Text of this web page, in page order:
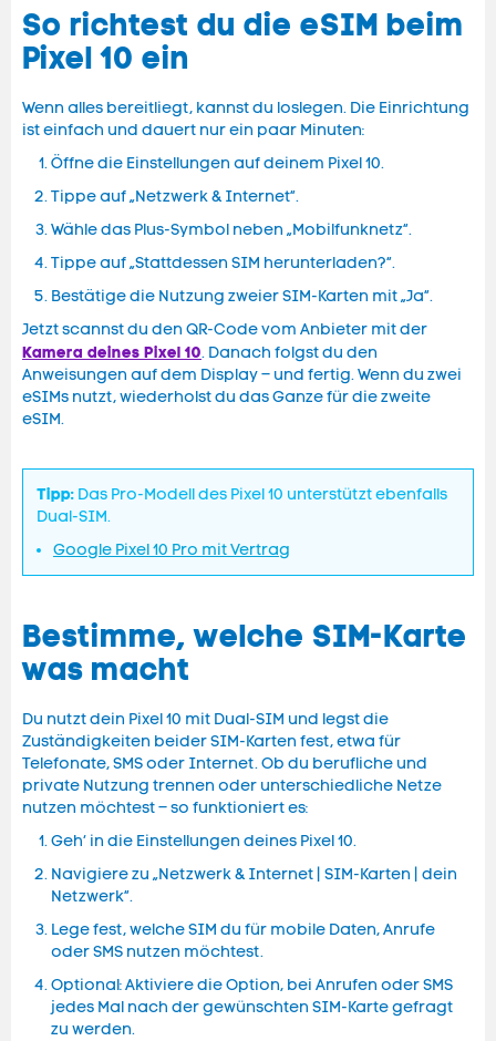
So richtest du die eSIM beim
Pixel 10 ein
Wenn alles bereitliegt, kannst du loslegen. Die Einrichtung
ist einfach und dauert nur ein paar Minuten:
Öffne die Einstellungen auf deinem Pixel 10.
Tippe auf „Netzwerk & Internet“.
Wähle das Plus-Symbol neben „Mobilfunknetz“.
Tippe auf „Stattdessen SIM herunterladen?“.
Bestätige die Nutzung zweier SIM-Karten mit „Ja“.
Jetzt scannst du den QR-Code vom Anbieter mit der
Kamera deines Pixel 10. Danach folgst du den
Anweisungen auf dem Display – und fertig. Wenn du zwei
eSIMs nutzt, wiederholst du das Ganze für die zweite
eSIM.
Tipp: Das Pro-Modell des Pixel 10 unterstützt ebenfalls
Dual-SIM.
Google Pixel 10 Pro mit Vertrag
Bestimme, welche SIM-Karte
was macht
Du nutzt dein Pixel 10 mit Dual-SIM und legst die
Zuständigkeiten beider SIM-Karten fest, etwa für
Telefonate, SMS oder Internet. Ob du berufliche und
private Nutzung trennen oder unterschiedliche Netze
nutzen möchtest – so funktioniert es:
Geh‘ in die Einstellungen deines Pixel 10.
Navigiere zu „Netzwerk & Internet | SIM-Karten | dein
Netzwerk“.
Lege fest, welche SIM du für mobile Daten, Anrufe
oder SMS nutzen möchtest.
Optional: Aktiviere die Option, bei Anrufen oder SMS
jedes Mal nach der gewünschten SIM-Karte gefragt
zu werden.